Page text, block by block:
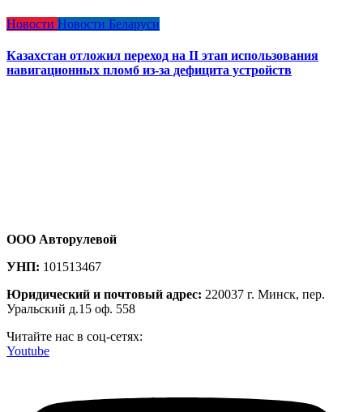
Новости Новости Беларуси
Казахстан отложил переход на II этап использования
навигационных пломб из-за дефицита устройств
ООО Авторулевой
УНП: 101513467
Юридический и почтовый адрес: 220037 г. Минск, пер.
Уральский д.15 оф. 558
Читайте нас в соц-сетях:
Youtube